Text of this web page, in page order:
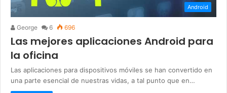
Android
George 6 696
Las mejores aplicaciones Android para
la oficina
Las aplicaciones para dispositivos móviles se han convertido en
una parte esencial de nuestras vidas, a tal punto que en…